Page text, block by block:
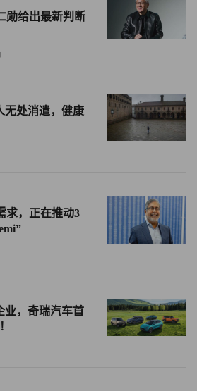
亿美元市值”判断，尽管点燃了市场
年营收仅约82亿美元，净利润率约
信号，Marvell这类远期现金流占
冲。
互联板块的集体暴涨，同样构筑在高
5月12日，费城半导体指数盘中一
4月同比升3.8%）加剧市场对利率
驱动的市场里，一个关键数据就能引
基并不牢固。
跌下来，伯克希尔可能继续买，这
个心理锚点。但在一个日交易量动
，即便如伯克希尔般财力雄厚的机构
住整个估值体系。
上限的并非某家机构的操作，而
勋给出最新判断
无处消遣，健康
求，正在推动3
业，奇瑞汽车首